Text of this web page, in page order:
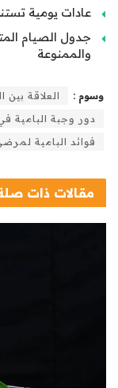
عادات يومية
جدول الصيام
والممنوعة
وسوم :
العلاقة
دور وجبة البامية
فوائد البامية
مقالات ذات